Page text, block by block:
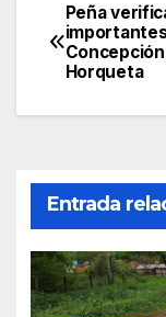
de
Peña
Horqueta
Entrada